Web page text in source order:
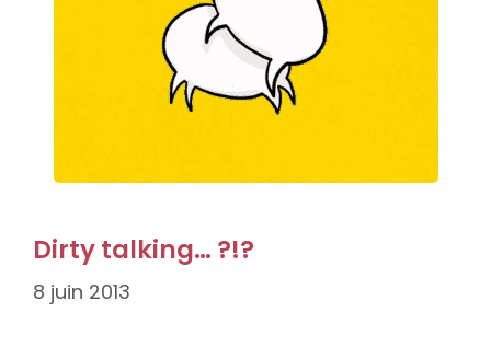
Dirty talking… ?!?
8 juin 2013